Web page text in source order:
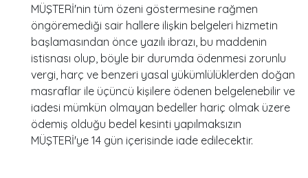
MÜŞTERİ'nin tüm özeni göstermesine rağmen
öngöremediği sair hallere ilişkin belgeleri hizmetin
başlamasından önce yazılı ibrazı, bu maddenin
istisnası olup, böyle bir durumda ödenmesi zorunlu
vergi, harç ve benzeri yasal yükümlülüklerden doğan
masraflar ile üçüncü kişilere ödenen belgelenebilir ve
iadesi mümkün olmayan bedeller hariç olmak üzere
ödemiş olduğu bedel kesinti yapılmaksızın
MÜŞTERİ'ye 14 gün içerisinde iade edilecektir.